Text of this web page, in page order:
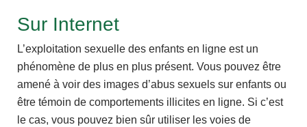
Sur Internet
L’exploitation sexuelle des enfants en ligne est un
phénomène de plus en plus présent. Vous pouvez être
amené à voir des images d’abus sexuels sur enfants ou
être témoin de comportements illicites en ligne. Si c’est
le cas, vous pouvez bien sûr utiliser les voies de